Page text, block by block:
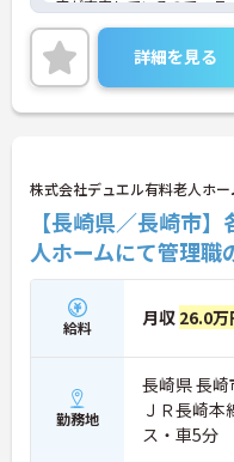
度が充実しているので、ラ
った際も安心です♪ご興味
ントお伝えしますのでご気
い。
詳細を見る
株式会社デュエル有料老人ホ
【長崎県／長崎市
人ホームにて管理職
給料 月収 26.0
勤務地
長崎県 長
ＪＲ長崎
ス・車5分